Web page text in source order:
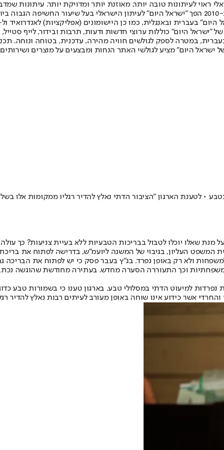
לעיתונות טובה יותר, מאוזנת יותר ומדויקת יותר. עיתונות
תשלום. המהדורה המודפסת הראשונה פורסמה ב-30 ביולי 2007, וב-2010 הפך "ישראל היום"
"ישראל היום" כוללות ערוצי חדשות ודעות, תרבות ובידור, לייף
בעברית, במטרה לספק לגולשים חוויה מהירה, עדכנית, בטוחה
ישראל היום" מציע לגולשי האתר הנחות ומבצעים על מוצרים
• לטענת הארגון "הציבור הדתי נאלץ להדיר רגליו ממקומות אלו
מנת שאלו יוכלו לטבול בבריכות הטבעיות ללא בעיית צניעות? כך
העליון, בגיבוי של המשנה ליועמ"ש, בדרישה לפתוח את
ולא רק באופן נפרד. בג"ץ בעבר פסק כי יש לפתוח את הבריכה
וכך התעוררה הסערה מחדש. בעתירה מחודשת שהוגשה
למיעוט הדתי במסלולי טבע. בארגון טענו כי בשמורות טבע
אשר כידוע אינו שוחה באופן מעורב לעיתים רבות נאלץ להדיר